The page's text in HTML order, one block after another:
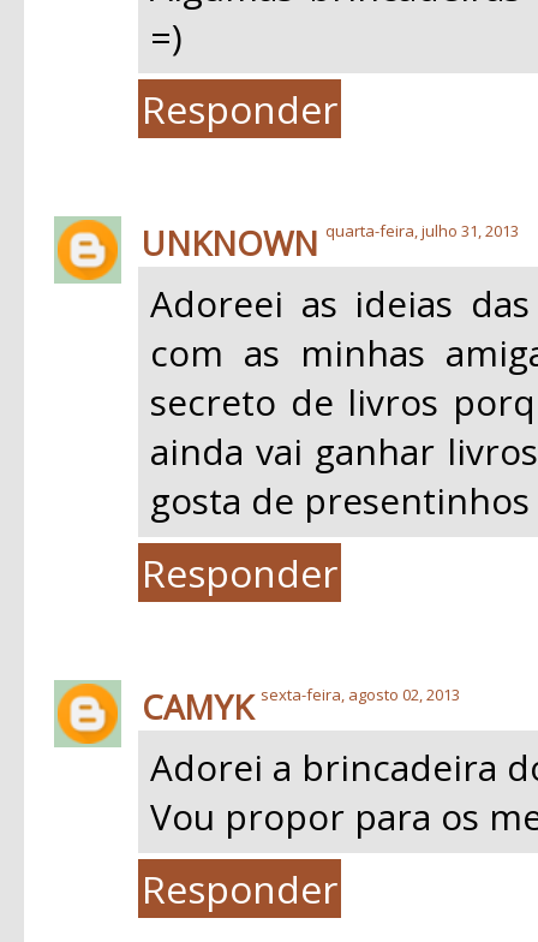
=)
Responder
UNKNOWN quarta-feira, julho 31, 2013
Adoreei as ideias
com as minhas
secreto de livros
ainda vai ganhar
gosta de
Responder
CAMYK sexta-feira, agosto 02, 2013
Adorei a brincadeira
Vou propor para os
Responder